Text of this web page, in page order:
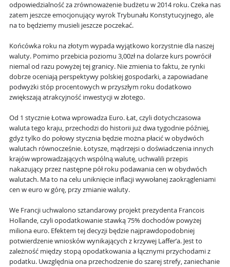
odpowiedzialność za zrównoważenie budżetu w 2014 roku. Czeka nas
zatem jeszcze emocjonujący wyrok Trybunału Konstytucyjnego, ale
na to będziemy musieli jeszcze poczekać.
Końcówka roku na złotym wypada wyjątkowo korzystnie dla naszej
waluty. Pomimo przebicia poziomu 3,00zł na dolarze kurs powrócił
niemal od razu powyżej tej granicy. Nie zmienia to faktu, że rynki
dobrze oceniają perspektywy polskiej gospodarki, a zapowiadane
podwyżki stóp procentowych w przyszłym roku dodatkowo
zwiększają atrakcyjność inwestycji w złotego.
Od 1 stycznie Łotwa wprowadza Euro. Łat, czyli dotychczasowa
waluta tego kraju, przechodzi do historii już dwa tygodnie później,
gdyż tylko do połowy stycznia będzie można płacić w obydwóch
walutach równocześnie. Łotysze, mądrzejsi o doświadczenia innych
krajów wprowadzających wspólną walutę, uchwalili przepis
nakazujący przez następne pół roku podawania cen w obydwóch
walutach. Ma to na celu uniknięcie inflacji wywołanej zaokrągleniami
cen w euro w górę, przy zmianie waluty.
We Francji uchwalono sztandarowy projekt prezydenta Francois
Hollande, czyli opodatkowanie stawką 75% dochodów powyżej
miliona euro. Efektem tej decyzji będzie najprawdopodobniej
potwierdzenie wniosków wynikających z krzywej Laffer’a. Jest to
zależność między stopą opodatkowania a łącznymi przychodami z
podatku. Uwzględnia ona przechodzenie do szarej strefy, zaniechanie